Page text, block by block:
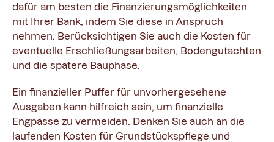
dafür am besten die Finanzierungsmöglichkeiten
mit Ihrer Bank, indem Sie diese in Anspruch
nehmen. Berücksichtigen Sie auch die Kosten für
eventuelle Erschließungsarbeiten, Bodengutachten
und die spätere Bauphase.
Ein finanzieller Puffer für unvorhergesehene
Ausgaben kann hilfreich sein, um finanzielle
Engpässe zu vermeiden. Denken Sie auch an die
laufenden Kosten für Grundstückspflege und